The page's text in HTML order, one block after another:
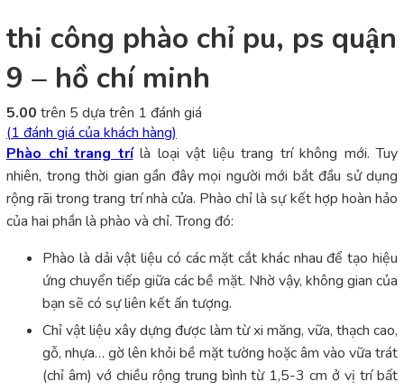
thi công phào chỉ pu, ps quận
9 – hồ chí minh
5.00 trên 5 dựa trên 1 đánh giá
(1 đánh giá của khách hàng)
Phào chỉ trang trílà loại vật liệu trang trí không mới. Tuy
nhiên, trong thời gian gần đây mọi người mới bắt đầu sử dụng
rộng rãi trong trang trí nhà cửa. Phào chỉ là sự kết hợp hoàn hảo
của hai phần là phào và chỉ. Trong đó:
Phào là dải vật liệu có các mặt cắt khác nhau để tạo hiệu
ứng chuyển tiếp giữa các bề mặt. Nhờ vậy, không gian của
bạn sẽ có sự liên kết ấn tượng.
Chỉ vật liệu xây dựng được làm từ xi măng, vữa, thạch cao,
gỗ, nhựa… gờ lên khỏi bề mặt tường hoặc âm vào vữa trát
(chỉ âm) vớ chiều rộng trung bình từ 1,5-3 cm ở vị trí bất